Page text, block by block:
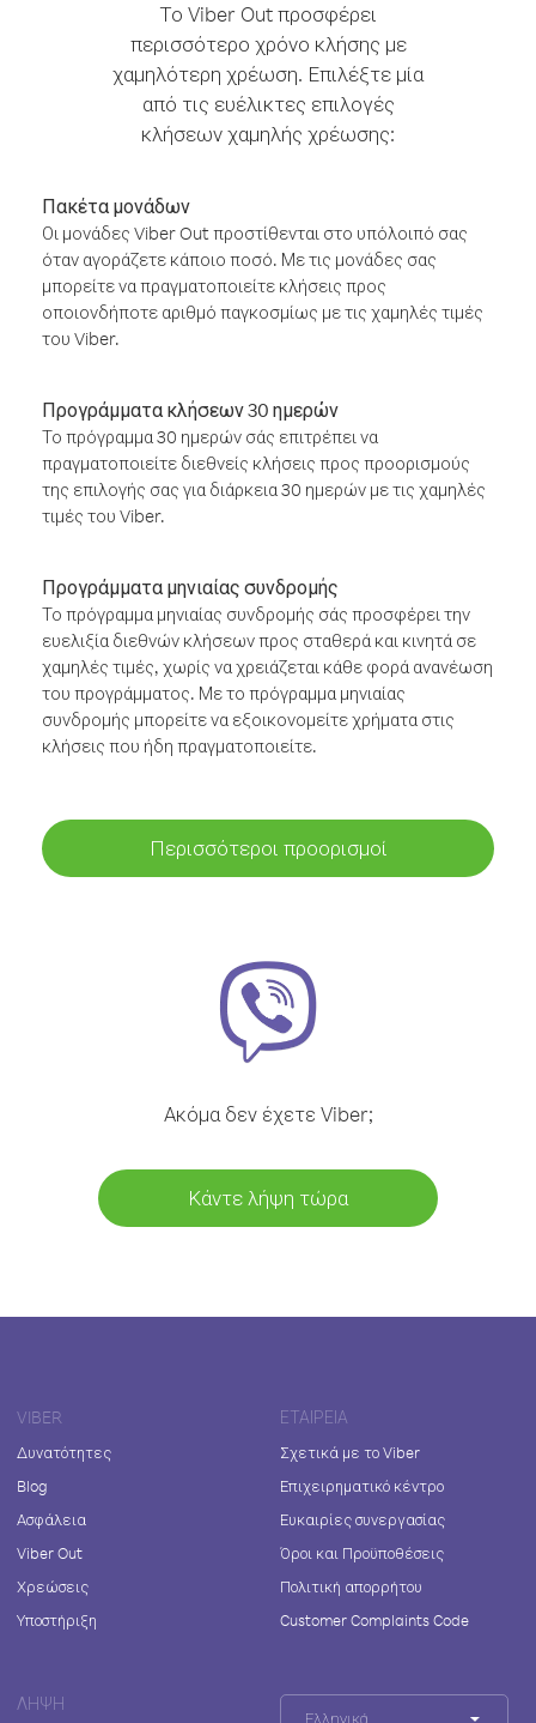
Το Viber Out προσφέρει
περισσότερο χρόνο κλήσης με
χαμηλότερη χρέωση. Επιλέξτε μία
από τις ευέλικτες επιλογές
κλήσεων χαμηλής χρέωσης:
Πακέτα μονάδων
Οι μονάδες Viber Out προστίθενται στο υπόλοιπό σας
όταν αγοράζετε κάποιο ποσό. Με τις μονάδες σας
μπορείτε να πραγματοποιείτε κλήσεις προς
οποιονδήποτε αριθμό παγκοσμίως με τις χαμηλές τιμές
του Viber.
Προγράμματα κλήσεων 30 ημερών
Το πρόγραμμα 30 ημερών σάς επιτρέπει να
πραγματοποιείτε διεθνείς κλήσεις προς προορισμούς
της επιλογής σας για διάρκεια 30 ημερών με τις χαμηλές
τιμές του Viber.
Προγράμματα μηνιαίας συνδρομής
Το πρόγραμμα μηνιαίας συνδρομής σάς προσφέρει την
ευελιξία διεθνών κλήσεων προς σταθερά και κινητά σε
χαμηλές τιμές, χωρίς να χρειάζεται κάθε φορά ανανέωση
του προγράμματος. Με το πρόγραμμα μηνιαίας
συνδρομής μπορείτε να εξοικονομείτε χρήματα στις
κλήσεις που ήδη πραγματοποιείτε.
Περισσότεροι προορισμοί
Ακόμα δεν έχετε Viber;
Κάντε λήψη τώρα
VIBER
Δυνατότητες
Blog
Ασφάλεια
Viber Out
Χρεώσεις
Υποστήριξη
ΕΤΑΙΡΕΊΑ
Σχετικά με το Viber
Επιχειρηματικό κέντρο
Ευκαιρίες συνεργασίας
Όροι και Προϋποθέσεις
Πολιτική απορρήτου
Customer Complaints Code
ΛΉΨΗ
Ελληνικά